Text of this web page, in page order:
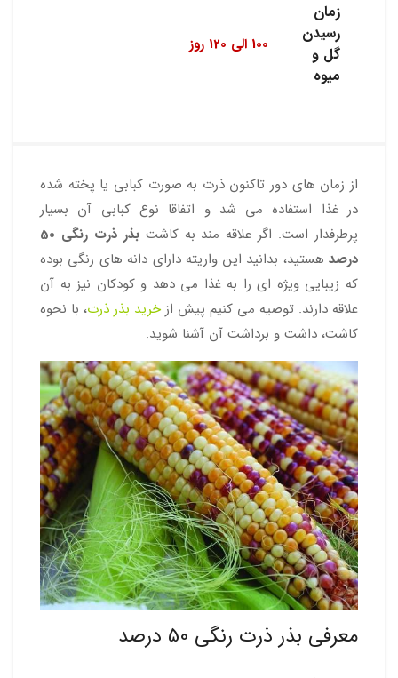
زمان
رسیدن
گل و
میوه
100 الی 120 روز
از زمان های دور تاکنون ذرت به صورت کبابی یا پخته شده
در غذا استفاده می شد و اتفاقا نوع کبابی آن بسیار
پرطرفدار است. اگر علاقه مند به کاشت
بذر ذرت رنگی 50
درصد هستید، بدانید این واریته دارای دانه های رنگی بوده
که زیبایی ویژه ای را به غذا می دهد و کودکان نیز به آن
علاقه دارند. توصیه می کنیم پیش ازخرید بذر ذرت، با نحوه
کاشت، داشت و برداشت آن آشنا شوید.
معرفی بذر ذرت رنگی 50 درصد